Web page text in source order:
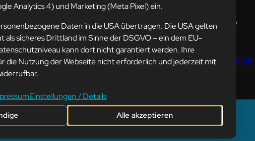
mission-webstyle oHG
Bürgermeister-Regitz-Straße 40
66539 Neunkirchen
E-Mail:kontakt@mission-webstyle.de
Analytics 4) und Marketing (Meta Pixel) ein.
Daten in die USA übertragen. Die USA gelten
sicheres Drittland im Sinne der DSGVO – ein dem EU-
kann dort nicht garantiert werden. Ihre
die Nutzung der Webseite nicht erforderlich und jederzeit mit
Einstellungen / Details
Alle akzeptieren